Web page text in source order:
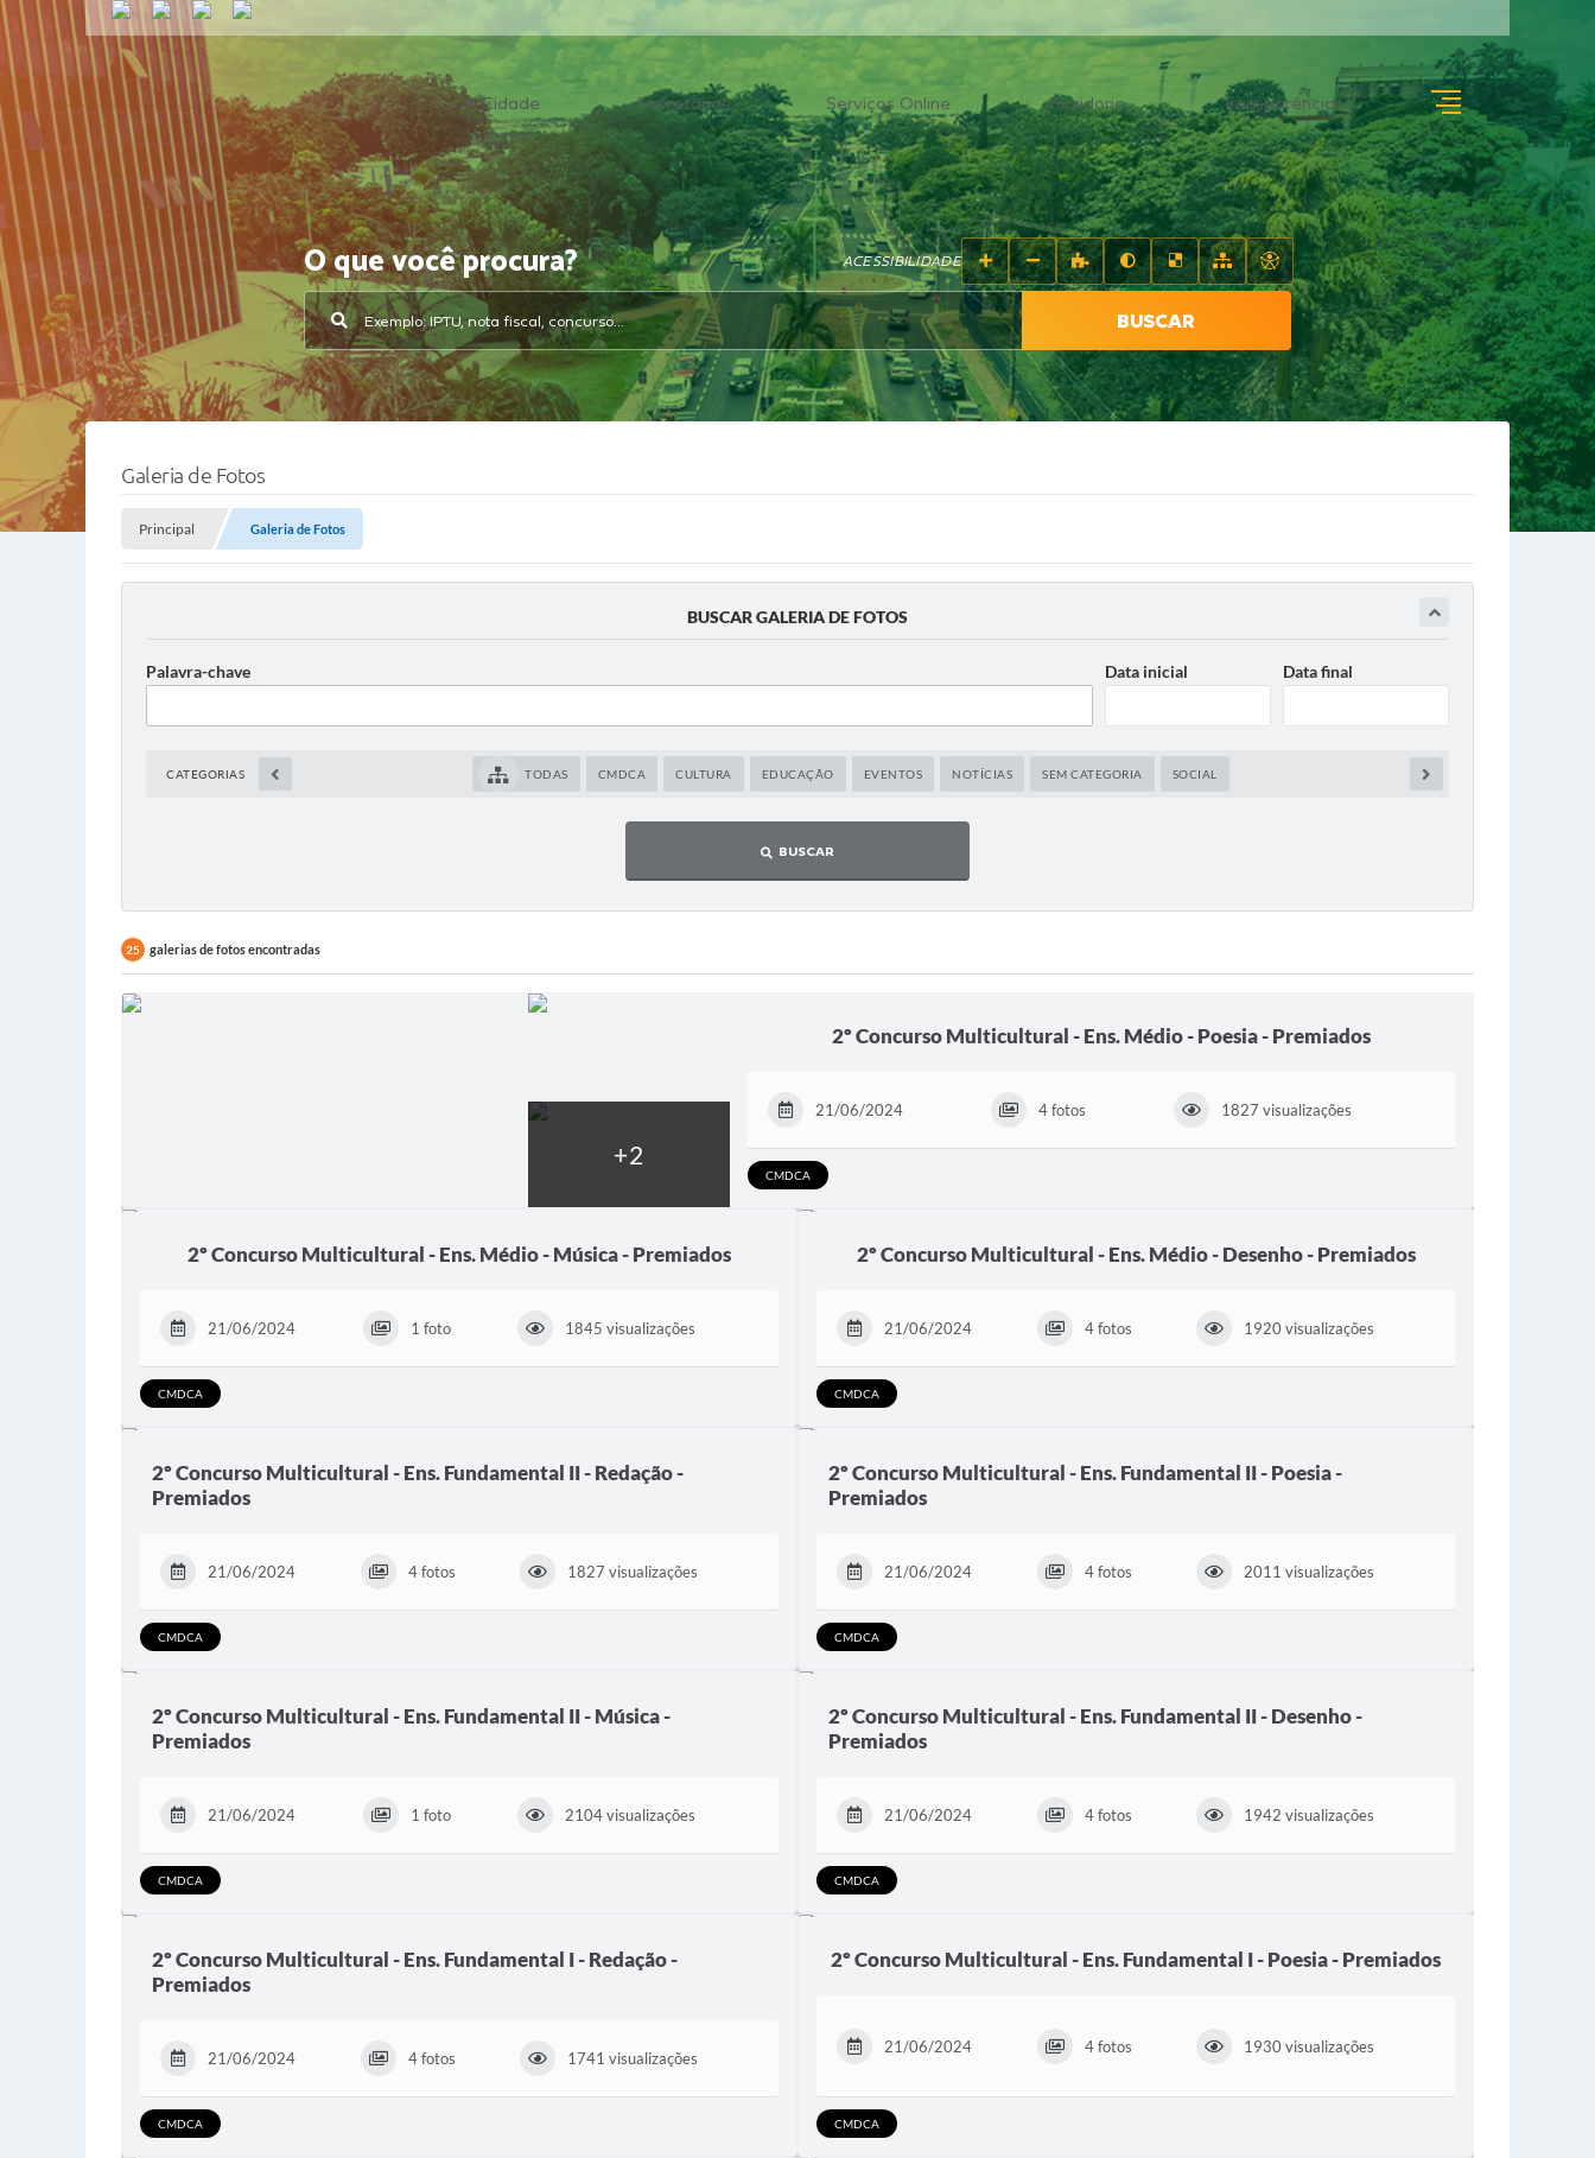
A Cidade Secretarias Serviços Online Ouvidoria Transparência
O que você procura?
BUSCAR
ACESSIBILIDADE
Galeria de Fotos
Principal Galeria de Fotos
BUSCAR GALERIA DE FOTOS
Palavra-chave Data inicial Data final
CATEGORIAS TODAS CMDCA CULTURA EDUCAÇÃO EVENTOS NOTÍCIAS SEM CATEGORIA SOCIAL
BUSCAR
25 galerias de fotos encontradas
2º Concurso Multicultural - Ens. Médio - Poesia - Premiados
21/06/2024 4 fotos 1827 visualizações
CMDCA
2º Concurso Multicultural - Ens. Médio - Música - Premiados
21/06/2024 1 foto 1845 visualizações
CMDCA
2º Concurso Multicultural - Ens. Médio - Desenho - Premiados
21/06/2024 4 fotos 1920 visualizações
CMDCA
2º Concurso Multicultural - Ens. Fundamental II - Redação -
Premiados
21/06/2024 4 fotos 1827 visualizações
CMDCA
2º Concurso Multicultural - Ens. Fundamental II - Poesia -
Premiados
21/06/2024 4 fotos 2011 visualizações
CMDCA
2º Concurso Multicultural - Ens. Fundamental II - Música -
Premiados
21/06/2024 1 foto 2104 visualizações
CMDCA
2º Concurso Multicultural - Ens. Fundamental II - Desenho -
Premiados
21/06/2024 4 fotos 1942 visualizações
CMDCA
2º Concurso Multicultural - Ens. Fundamental I - Redação -
Premiados
21/06/2024 4 fotos 1741 visualizações
CMDCA
2º Concurso Multicultural - Ens. Fundamental I - Poesia - Premiados
21/06/2024 4 fotos 1930 visualizações
CMDCA